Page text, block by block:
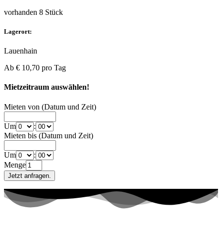
vorhanden 8 Stück
Lagerort:
Lauenhain
Ab € 10,70 pro Tag
Mietzeitraum auswählen!
Mieten von (Datum und Zeit)
Um
:
Mieten bis (Datum und Zeit)
Um
:
Menge